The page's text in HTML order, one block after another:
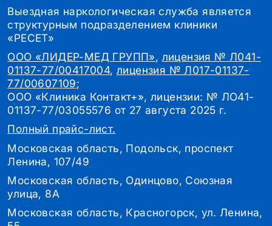
Выездная наркологическая служба является
структурным подразделением клиники
«РЕСЕТ»
ООО «ЛИДЕР-МЕД ГРУПП», лицензия № Л041-
01137-77/00417004, лицензия № Л017-01137-
77/00607109;
ООО «Клиника Контакт+», лицензии: № ЛО41-
01137-77/03055576 от 27 августа 2025 г.
Полный прайс-лист.
Московская область, Подольск, проспект
Ленина, 107/49
Московская область, Одинцово, Союзная
улица, 8А
Московская область, Красногорск, ул. Ленина,